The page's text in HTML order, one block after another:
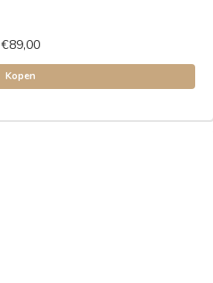
€89,00
Kopen